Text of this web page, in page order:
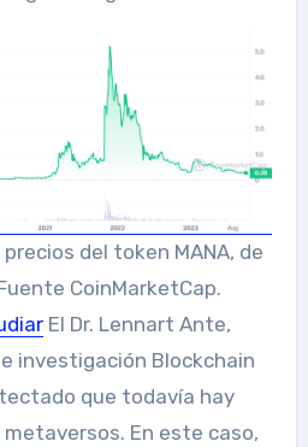
del token MANA, de
CoinMarketCap.
El Dr. Lennart Ante,
investigación Blockchain
que todavía hay
En este caso,